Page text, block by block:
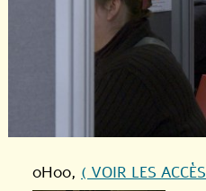
0H00, ( VOIR LES